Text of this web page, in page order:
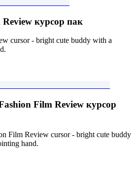
курсор пак
cursor - bright cute buddy with a
Film Review курсор
Film Review cursor - bright cute buddy
hand.